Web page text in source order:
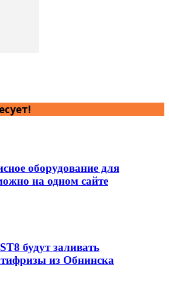
оборудование для
на одном сайте
будут заливать
из Обнинска